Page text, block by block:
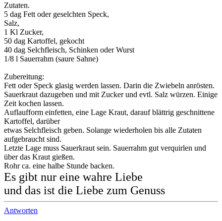
Zutaten.
5 dag Fett oder geselchten Speck,
Salz,
1 Kl Zucker,
50 dag Kartoffel, gekocht
40 dag Selchfleisch, Schinken oder Wurst
1/8 l Sauerrahm (saure Sahne)
Zubereitung:
Fett oder Speck glasig werden lassen. Darin die Zwiebeln anrösten.
Sauerkraut dazugeben und mit Zucker und evtl. Salz würzen. Einige
Zeit kochen lassen.
Auflaufform einfetten, eine Lage Kraut, darauf blättrig geschnittene
Kartoffel, darüber
etwas Selchfleisch geben. Solange wiederholen bis alle Zutaten
aufgebraucht sind.
Letzte Lage muss Sauerkraut sein. Sauerrahm gut verquirlen und
über das Kraut gießen.
Rohr ca. eine halbe Stunde backen.
Es gibt nur eine wahre Liebe
und das ist die Liebe zum Genuss
Antworten